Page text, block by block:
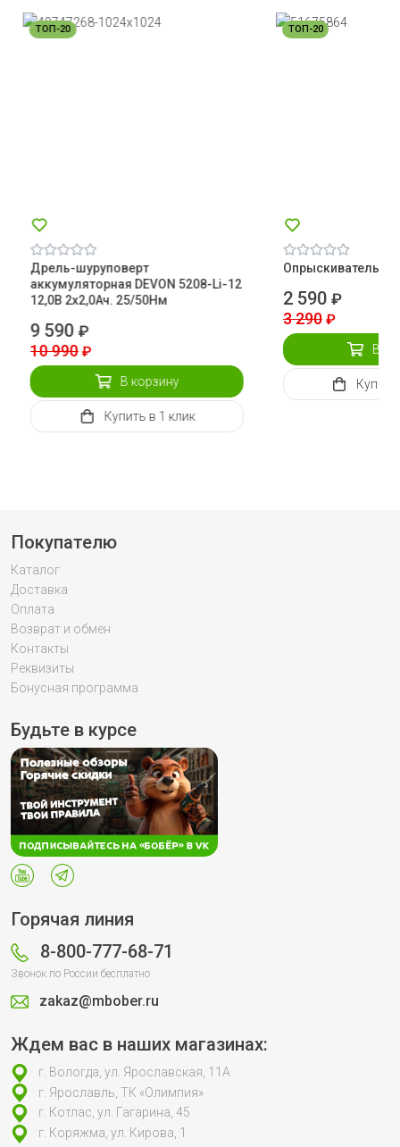
ТОП-20
Дрель-шуруповерт
аккумуляторная DEVON 5208-Li-12
12,0В 2х2,0Ач. 25/50Нм
9 590₽
10 990 ₽
В корзину
Купить в 1 клик
ТОП-20
Опрыскиватель 5л
2 590 ₽
3 290 ₽
В
Купить
Покупателю
Каталог
Доставка
Оплата
Возврат и обмен
Контакты
Реквизиты
Бонусная программа
Будьте в курсе
Горячая линия
8-800-777-68-71
Звонок по России бесплатно
zakaz@mbober.ru
Ждем вас в наших магазинах:
г. Вологда, ул. Ярославская, 11А
г. Ярославль, ТК «Олимпия»
г. Котлас, ул. Гагарина, 45
г. Коряжма, ул. Кирова, 1